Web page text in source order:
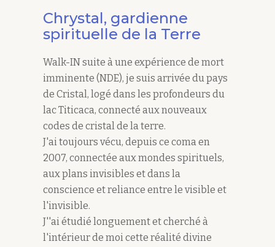
Chrystal, gardienne
spirituelle de la Terre
Walk-IN suite à une expérience de mort
imminente (NDE), je suis arrivée du pays
de Cristal, logé dans les profondeurs du
lac Titicaca, connecté aux nouveaux
codes de cristal de la terre.
J'ai toujours vécu, depuis ce coma en
2007, connectée aux mondes spirituels,
aux plans invisibles et dans la
conscience et reliance entre le visible et
l'invisible.
J''ai étudié longuement et cherché à
l'intérieur de moi cette réalité divine